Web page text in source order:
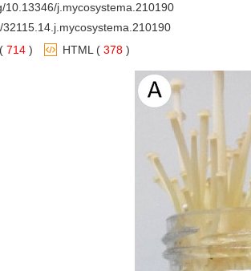
10.13346/j.mycosystema.210190
32115.14.j.mycosystema.210190
( 714 ) HTML ( 378 )